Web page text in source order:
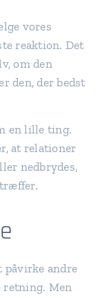
vores
reaktion. Det
om den
den, der bedst
en lille ting.
at relationer
nedbrydes,
påvirke andre
retning. Men